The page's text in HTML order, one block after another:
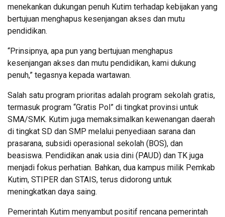
menekankan dukungan penuh Kutim terhadap kebijakan yang
bertujuan menghapus kesenjangan akses dan mutu
pendidikan.
“Prinsipnya, apa pun yang bertujuan menghapus
kesenjangan akses dan mutu pendidikan, kami dukung
penuh,” tegasnya kepada wartawan.
Salah satu program prioritas adalah program sekolah gratis,
termasuk program “Gratis Pol” di tingkat provinsi untuk
SMA/SMK. Kutim juga memaksimalkan kewenangan daerah
di tingkat SD dan SMP melalui penyediaan sarana dan
prasarana, subsidi operasional sekolah (BOS), dan
beasiswa. Pendidikan anak usia dini (PAUD) dan TK juga
menjadi fokus perhatian. Bahkan, dua kampus milik Pemkab
Kutim, STIPER dan STAIS, terus didorong untuk
meningkatkan daya saing.
Pemerintah Kutim menyambut positif rencana pemerintah